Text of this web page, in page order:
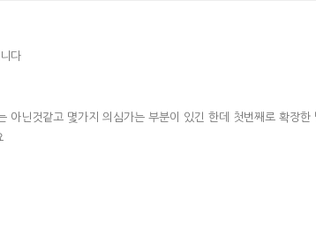
다
아닌것같고 몇가지 의심가는 부분이 있긴 한데 첫번째로 확장한